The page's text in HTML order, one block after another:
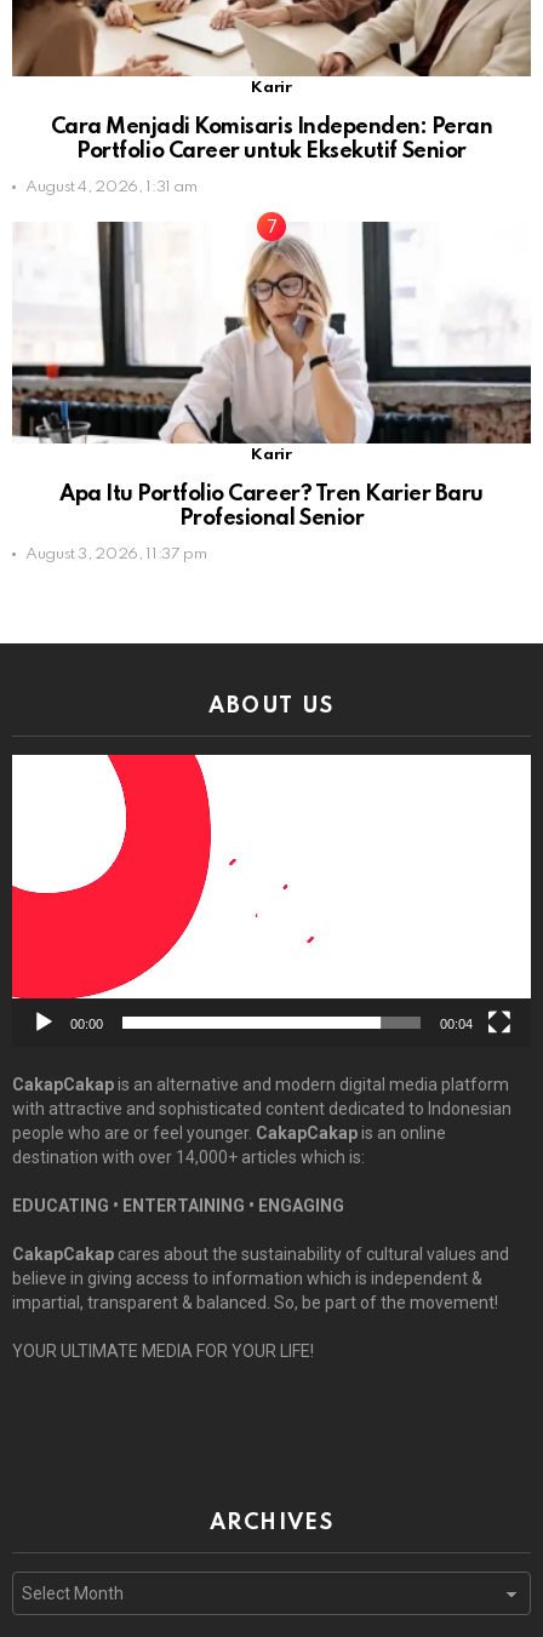
Karir
Cara Menjadi Komisaris Independen: Peran
Portfolio Career untuk Eksekutif Senior
August 4, 2026, 1:31 am
Karir
Apa Itu Portfolio Career? Tren Karier Baru
Profesional Senior
August 3, 2026, 11:37 pm
ABOUT US
00:00 00:04
CakapCakapis an alternative and modern digital media platform
with attractive and sophisticated content dedicated to Indonesian
people who are or feel younger. CakapCakapis an online
destination with over 14,000+ articles which is:
EDUCATING • ENTERTAINING • ENGAGING
CakapCakap cares about the sustainability of cultural values and
believe in giving access to information which is independent &
impartial, transparent & balanced. So, be part of the movement!
YOUR ULTIMATE MEDIA FOR YOUR LIFE!
ARCHIVES
Archives